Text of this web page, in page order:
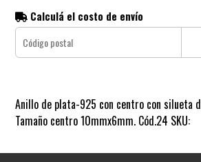
Calculá el costo de envío
Anillo de plata-925 con centro con silueta
Tamaño centro 10mmx6mm. Cód.24 SKU: